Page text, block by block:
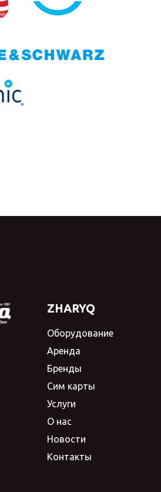
ZHARYQ
Оборудование
Аренда
Бренды
Сим карты
Услуги
О нас
Новости
Контакты